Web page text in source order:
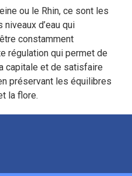
ou le Rhin, ce sont les
d’eau qui
constamment
régulation qui permet de
capitale et de satisfaire
préservant les équilibres
la flore.